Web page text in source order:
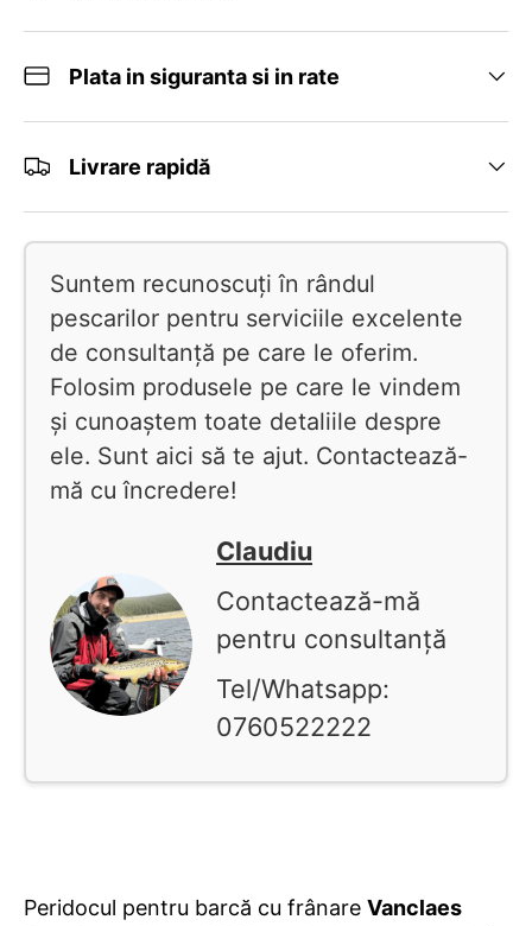
Plata in siguranta si in rate
Livrare rapidă
Suntem recunoscuți în rândul
pescarilor pentru serviciile excelente
de consultanță pe care le oferim.
Folosim produsele pe care le vindem
și cunoaștem toate detaliile despre
ele. Sunt aici să te ajut. Contactează-
mă cu încredere!
Claudiu
Contactează-mă
pentru consultanță
Tel/Whatsapp:
0760522222
Peridocul pentru barcă cu frânare Vanclaes